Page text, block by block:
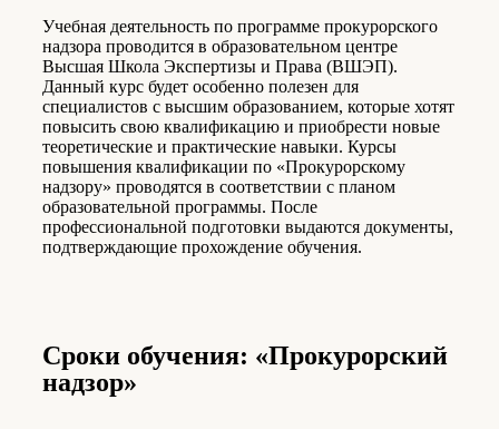
Учебная деятельность по программе прокурорского
надзора проводится в образовательном центре
Высшая Школа Экспертизы и Права (ВШЭП).
Данный курс будет особенно полезен для
специалистов с высшим образованием, которые хотят
повысить свою квалификацию и приобрести новые
теоретические и практические навыки. Курсы
повышения квалификации по «Прокурорскому
надзору» проводятся в соответствии с планом
образовательной программы. После
профессиональной подготовки выдаются документы,
подтверждающие прохождение обучения.
Сроки обучения: «Про­ку­рор­ский
надзор»